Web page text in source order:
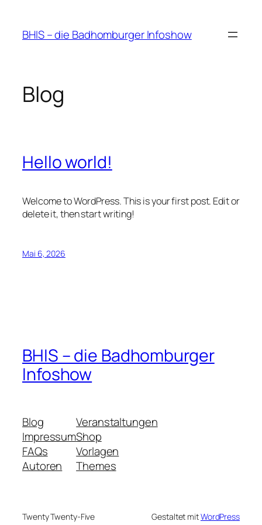
springen
BHIS – die Badhomburger Infoshow
Blog
Hello world!
Welcome to WordPress. This is your first post. Edit or
delete it, then start writing!
Mai 6, 2026
BHIS – die Badhomburger
Infoshow
Blog
Impressum
FAQs
Autoren
Veranstaltungen
Shop
Vorlagen
Themes
Twenty Twenty-Five Gestaltet mitWordPress